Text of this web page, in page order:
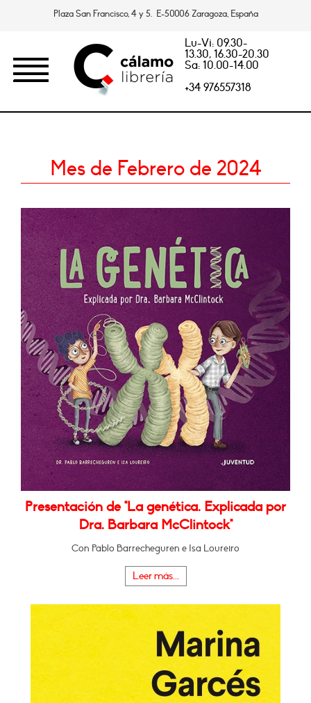
Plaza San Francisco, 4 y 5. E-50006 Zaragoza, España
Lu-Vi: 09.30-
13.30, 16.30-20.30
Sa: 10.00-14.00
+34 976557318
Mes de Febrero de 2024
Presentación de "La genética. Explicada por
Dra. Barbara McClintock"
Con Pablo Barrecheguren e Isa Loureiro
Leer más...